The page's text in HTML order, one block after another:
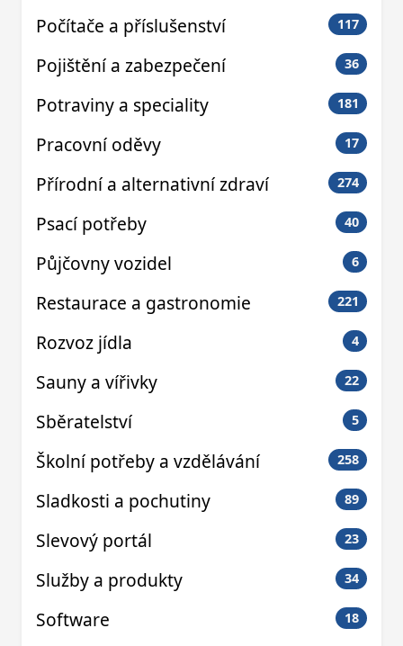
Počítače a příslušenství 117
Pojištění a zabezpečení 36
Potraviny a speciality 181
Pracovní oděvy 17
Přírodní a alternativní zdraví 274
Psací potřeby 40
Půjčovny vozidel 6
Restaurace a gastronomie 221
Rozvoz jídla 4
Sauny a vířivky 22
Sběratelství 5
Školní potřeby a vzdělávání 258
Sladkosti a pochutiny 89
Slevový portál 23
Služby a produkty 34
Software 18